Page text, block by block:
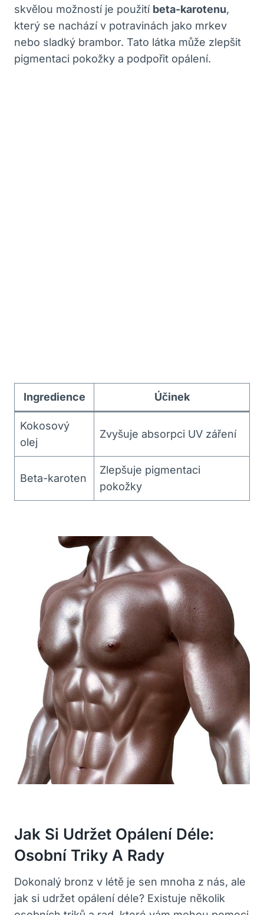
skvělou možností je použití beta-karotenu,
který se nachází v potravinách jako mrkev
nebo sladký brambor. Tato látka může zlepšit
pigmentaci pokožky a podpořit opálení.
Ingredience Účinek
Kokosový
olej
Zvyšuje absorpci UV záření
Beta-karoten
Zlepšuje pigmentaci
pokožky
Jak Si Udržet Opálení Déle:
Osobní Triky A Rady
Dokonalý bronz v létě je sen mnoha z nás, ale
jak si udržet opálení déle? Existuje několik